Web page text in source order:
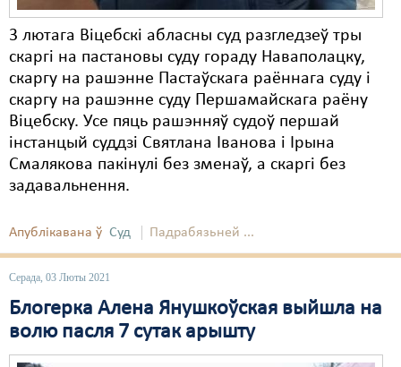
3 лютага Віцебскі абласны суд разгледзеў тры
скаргі на пастановы суду гораду Наваполацку,
скаргу на рашэнне Пастаўскага раённага суду і
скаргу на рашэнне суду Першамайскага раёну
Віцебску. Усе пяць рашэнняў судоў першай
інстанцый суддзі Святлана Іванова і Ірына
Смалякова пакінулі без зменаў, а скаргі без
задавальнення.
Апублікавана ў Суд Падрабязьней ...
Серада, 03 Люты 2021
Блогерка Алена Янушкоўская выйшла на
волю пасля 7 сутак арышту
Мірныя сходы
Палітвязьні
Праваабаронцы
Правы дзіцяці
Пэнітэнцыярная сыстэма
Распальваньне варожасьці
Рознае
Свабода сумленьня
Суд